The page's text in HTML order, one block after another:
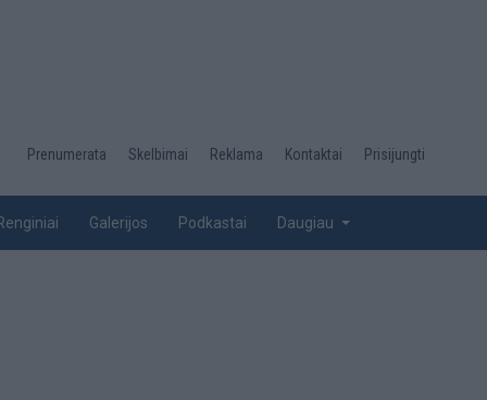
Desktop
top
Prenumerata Skelbimai Reklama Kontaktai Prisijungti
Galerijos Podkastai Daugiau